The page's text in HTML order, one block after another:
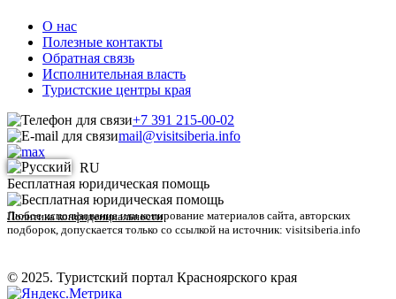
О нас
Полезные контакты
Обратная связь
Исполнительная власть
Туристские центры края
+7 391 215-00-02
mail@visitsiberia.info
RU
Бесплатная юридическая помощь
Политика конфиденциальности
Любое использование или копирование материалов сайта, авторских
подборок, допускается только со ссылкой на источник: visitsiberia.info
© 2025. Туристский портал Красноярского края